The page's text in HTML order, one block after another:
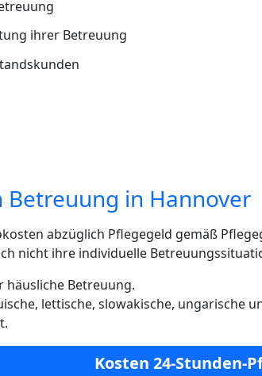
ihrer Betreuung
Betreuung in Hannover
abzüglich Pflegegeld gemäß
nicht ihre individuelle
Betreuung.
lettische, slowakische, ungarische
Kosten 24-Stunden-